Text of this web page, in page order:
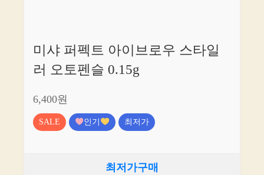
미샤 퍼펙트 아이브로우 스타일
러 오토펜슬 0.15g
6,400원
SALE 인기 최저가
최저가구매